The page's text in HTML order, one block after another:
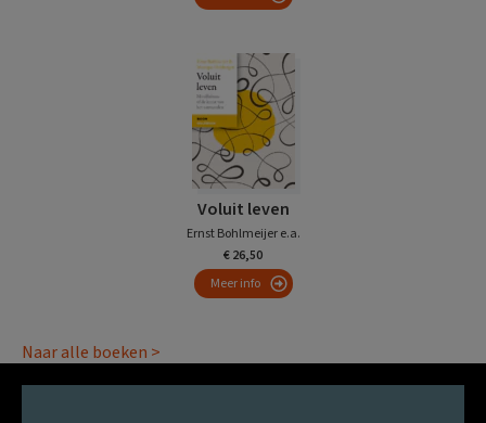
Voluit leven
Ernst Bohlmeijer e.a.
€ 26,50
Meer info
Naar alle boeken >